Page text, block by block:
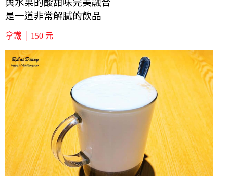
與水果的酸甜味完美融合
是一道非常解膩的飲品
拿鐵 │ 150 元